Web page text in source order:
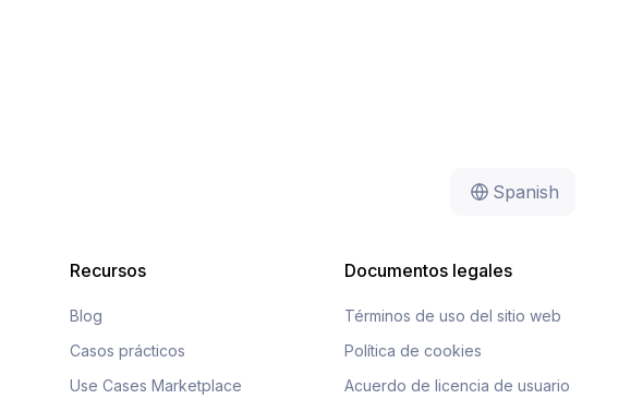
Spanish
Recursos
Blog
Casos prácticos
Use Cases Marketplace
Documentos legales
Términos de uso del sitio web
Política de cookies
Acuerdo de licencia de usuario